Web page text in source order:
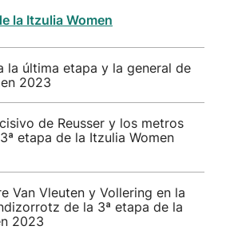
la Itzulia Women
la última etapa y la general de
2023
de Reusser y los metros
etapa de la Itzulia Women
Van Vleuten y Vollering en la
de la 3ª etapa de la
2023